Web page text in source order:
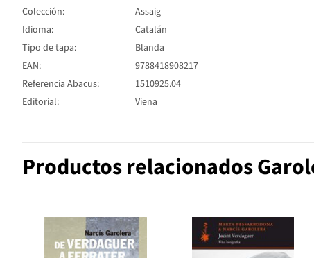
Colección:
Assaig
Idioma:
Catalán
Tipo de tapa:
Blanda
EAN:
9788418908217
Referencia Abacus:
1510925.04
Editorial:
Viena
Productos relacionados